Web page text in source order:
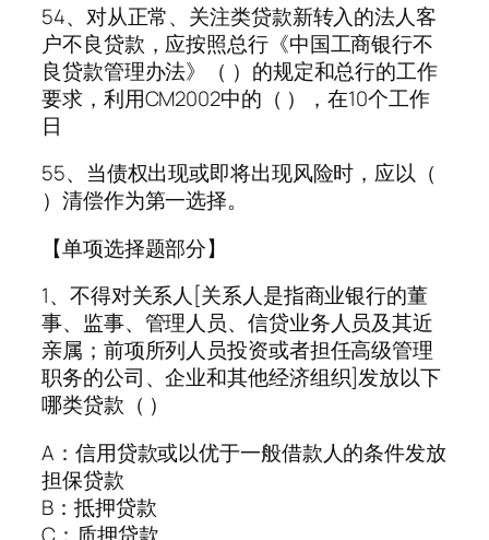
54、对从正常、关注类贷款新转入的法人客
户不良贷款，应按照总行《中国工商银行不
良贷款管理办法》（ ）的规定和总行的工作
要求，利用CM2002中的（ ），在10个工作
日
55、当债权出现或即将出现风险时，应以（
）清偿作为第一选择。
【单项选择题部分】
1、不得对关系人[关系人是指商业银行的董
事、监事、管理人员、信贷业务人员及其近
亲属；前项所列人员投资或者担任高级管理
职务的公司、企业和其他经济组织]发放以下
哪类贷款（ ）
A：信用贷款或以优于一般借款人的条件发放
担保贷款
B：抵押贷款